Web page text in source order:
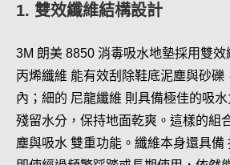
1. 雙效纖維結構設計
3M 朗美 8850 消毒吸水地墊採用雙
丙烯纖維 能有效刮除鞋底泥塵與砂礫
內；細的 尼龍纖維 則具備極佳的吸
殘留水分，保持地面乾爽。這樣的組
塵與吸水 雙重功能。纖維本身還具備